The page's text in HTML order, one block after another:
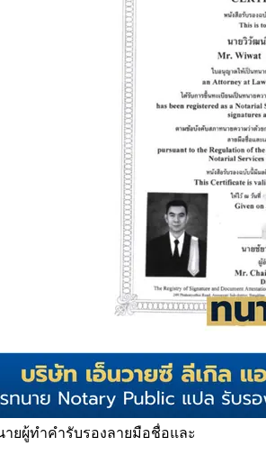
ายผู้ทำคำรับรองลายมือชื่อและ